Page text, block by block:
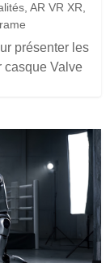
,AR VR XR,
présenter les
casque Valve